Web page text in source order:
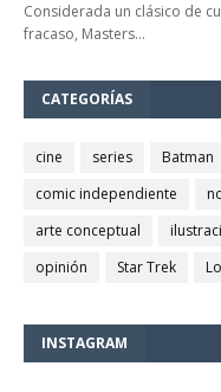
Considerada un clásico de
fracaso, Masters…
CATEGORÍAS
cine series Batman
comic independiente
arte conceptual
opinión
Star Trek
INSTAGRAM